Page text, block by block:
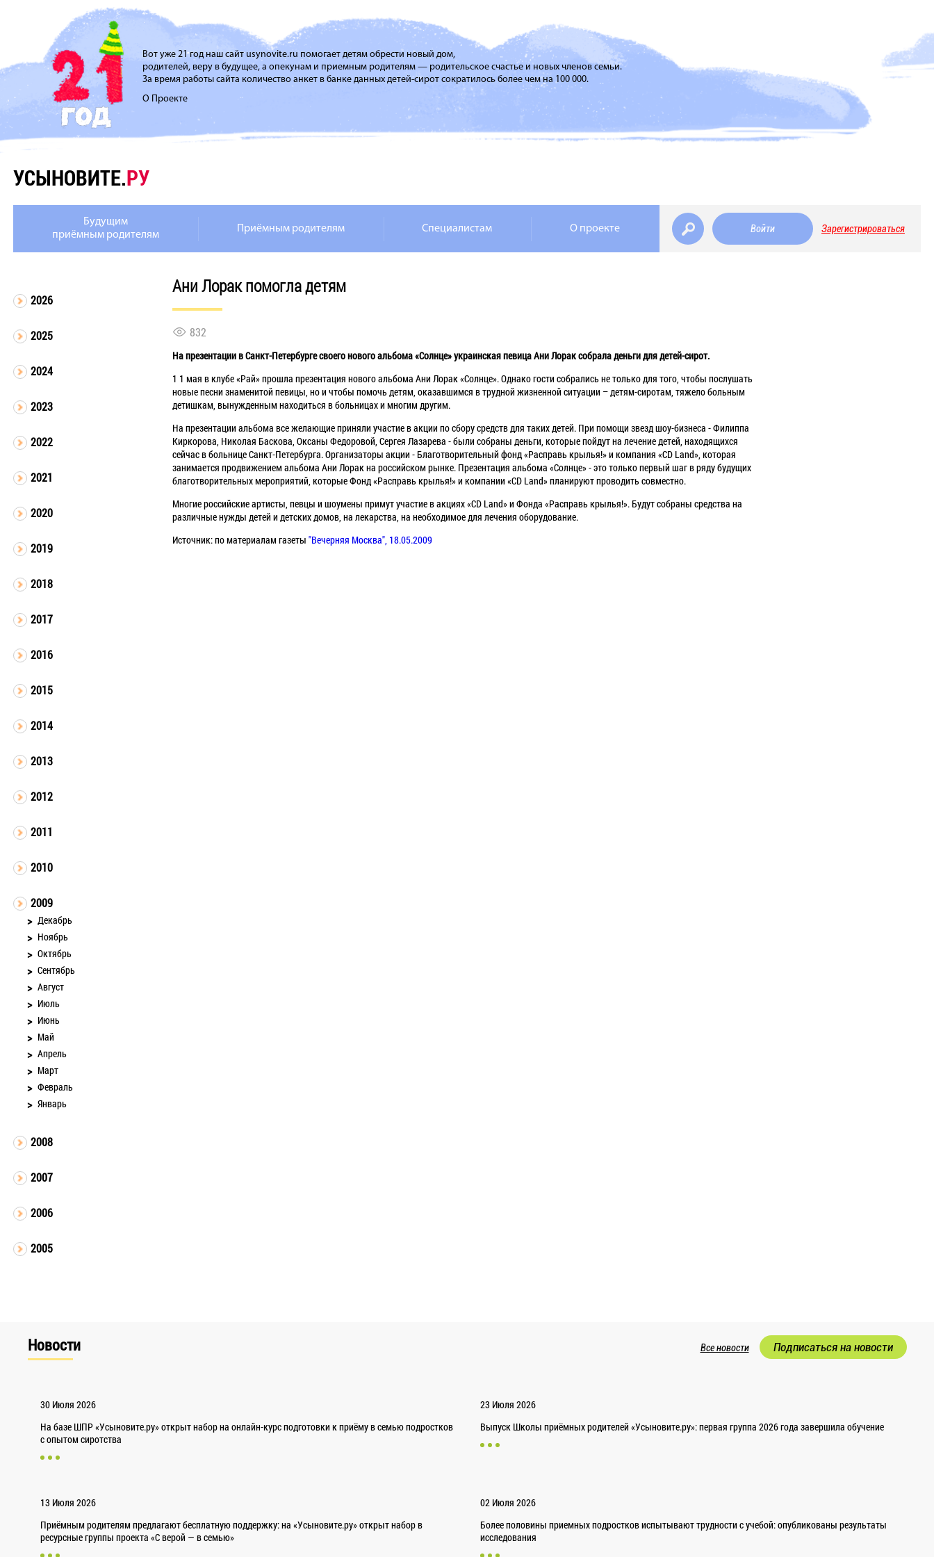
Вот уже 21 год наш сайт usynovite.ru помогает детям обрести новый дом,
родителей, веру в будущее, а опекунам и приемным родителям — родительское счастье и новых членов семьи.
За время работы сайта количество анкет в банке данных детей-сирот сократилось более чем на 100 000.
О Проекте
УСЫНОВИТЕ.РУ
Будущим
приёмным родителям
Приёмным родителям Специалистам О проекте Войти Зарегистрироваться
2026
2025
2024
2023
2022
2021
2020
2019
2018
2017
2016
2015
2014
2013
2012
2011
2010
2009
Декабрь
Ноябрь
Октябрь
Сентябрь
Август
Июль
Июнь
Май
Апрель
Март
Февраль
Январь
2008
2007
2006
2005
Ани Лорак помогла детям
832
На презентации в Санкт-Петербурге своего нового альбома «Солнце» украинская певица Ани Лорак собрала деньги для детей-сирот.
1 1 мая в клубе «Рай» прошла презентация нового альбома Ани Лорак «Солнце». Однако гости собрались не только для того, чтобы послушать
новые песни знаменитой певицы, но и чтобы помочь детям, оказавшимся в трудной жизненной ситуации – детям-сиротам, тяжело больным
детишкам, вынужденным находиться в больницах и многим другим.
На презентации альбома все желающие приняли участие в акции по сбору средств для таких детей. При помощи звезд шоу-бизнеса - Филиппа
Киркорова, Николая Баскова, Оксаны Федоровой, Сергея Лазарева - были собраны деньги, которые пойдут на лечение детей, находящихся
сейчас в больнице Санкт-Петербурга. Организаторы акции - Благотворительный фонд «Расправь крылья!» и компания «CD Land», которая
занимается продвижением альбома Ани Лорак на российском рынке. Презентация альбома «Солнце» - это только первый шаг в ряду будущих
благотворительных мероприятий, которые Фонд «Расправь крылья!» и компании «CD Land» планируют проводить совместно.
Многие российские артисты, певцы и шоумены примут участие в акциях «CD Land» и Фонда «Расправь крылья!». Будут собраны средства на
различные нужды детей и детских домов, на лекарства, на необходимое для лечения оборудование.
Источник: по материалам газеты"Вечерняя Москва", 18.05.2009
Новости Все новости Подписаться на новости
30 Июля 2026
На базе ШПР «Усыновите.ру» открыт набор на онлайн-курс подготовки к приёму в семью подростков
с опытом сиротства
23 Июля 2026
Выпуск Школы приёмных родителей «Усыновите.ру»: первая группа 2026 года завершила обучение
13 Июля 2026
Приёмным родителям предлагают бесплатную поддержку: на «Усыновите.ру» открыт набор в
ресурсные группы проекта «С верой — в семью»
02 Июля 2026
Более половины приемных подростков испытывают трудности с учебой: опубликованы результаты
исследования